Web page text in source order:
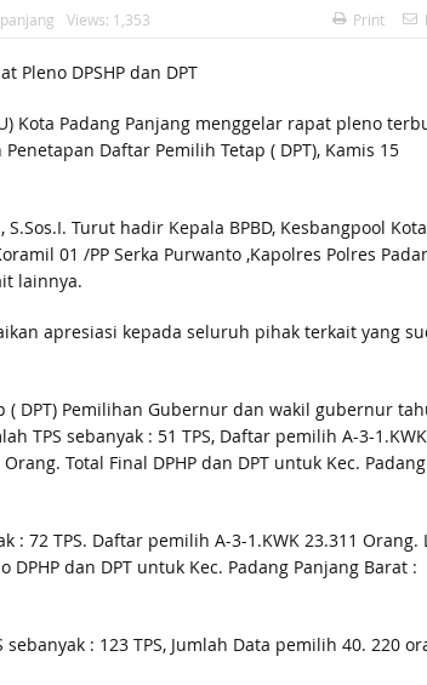
Views: 1,353 Print
Kota Padang Panjang menggelar rapat pleno
Daftar Pemilih Tetap ( DPT), Kamis 15
Turut hadir Kepala BPBD, Kesbangpool Kota
01 /PP Serka Purwanto ,Kapolres Polres
lainnya.
apresiasi kepada seluruh pihak terkait yang
( DPT) Pemilihan Gubernur dan wakil gubernur
TPS sebanyak : 51 TPS, Daftar pemilih A-3-
Total Final DPHP dan DPT untuk Kec. Padang
: 72 TPS. Daftar pemilih A-3-1.KWK 23.311 Orang.
dan DPT untuk Kec. Padang Panjang Barat :
: 123 TPS, Jumlah Data pemilih 40. 220